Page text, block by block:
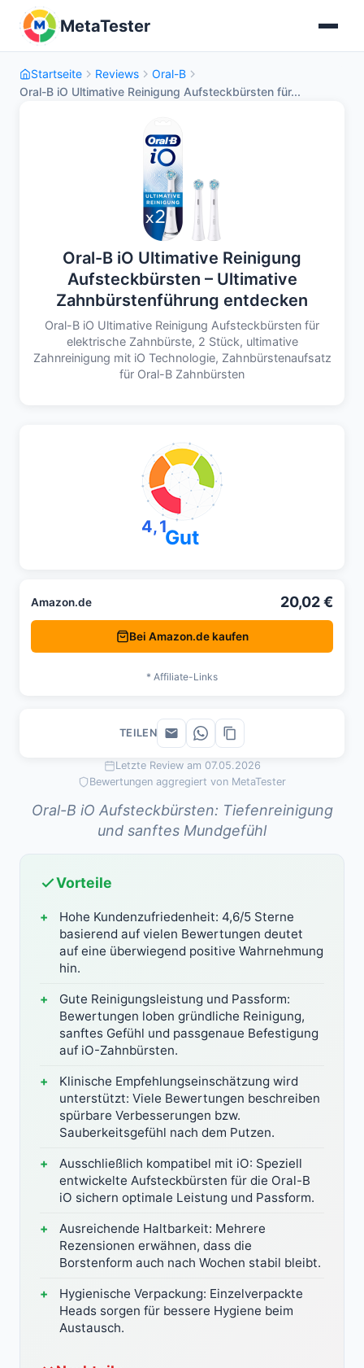
MetaTester
Startseite Reviews
Oral-B
Oral-B iO Ultimative Reinigung Aufsteckbürsten für...
Oral-B iO Ultimative Reinigung
Aufsteckbürsten – Ultimative
Zahnbürstenführung entdecken
Oral-B iO Ultimative Reinigung Aufsteckbürsten für
elektrische Zahnbürste, 2 Stück, ultimative
Zahnreinigung mit iO Technologie, Zahnbürstenaufsatz
für Oral-B Zahnbürsten
Letzte Review am 07.05.2026
Bewertungen aggregiert von MetaTester
Oral-B iO Aufsteckbürsten: Tiefenreinigung
und sanftes Mundgefühl
Vorteile
Hohe Kundenzufriedenheit: 4,6/5 Sterne
basierend auf vielen Bewertungen deutet
auf eine überwiegend positive Wahrnehmung
hin.
Gute Reinigungsleistung und Passform:
Bewertungen loben gründliche Reinigung,
sanftes Gefühl und passgenaue Befestigung
auf iO-Zahnbürsten.
Klinische Empfehlungseinschätzung wird
unterstützt: Viele Bewertungen beschreiben
spürbare Verbesserungen bzw.
Sauberkeitsgefühl nach dem Putzen.
Ausschließlich kompatibel mit iO: Speziell
entwickelte Aufsteckbürsten für die Oral-B
iO sichern optimale Leistung und Passform.
Ausreichende Haltbarkeit: Mehrere
Rezensionen erwähnen, dass die
Borstenform auch nach Wochen stabil bleibt.
Hygienische Verpackung: Einzelverpackte
Heads sorgen für bessere Hygiene beim
Austausch.
4,1Gut
Amazon.de 20,02 €
Bei Amazon.de kaufen
* Affiliate-Links
TEILEN